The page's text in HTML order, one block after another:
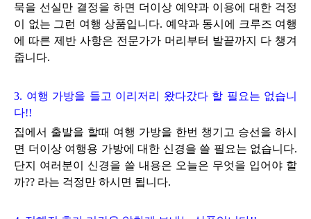
묵을 선실만 결정을 하면 더이상 예약과 이용에 대한 걱정
이 없는 그런 여행 상품입니다. 예약과 동시에
크루즈 여행
에 따른 제반 사항은 전문가가 머리부터 발끝까지 다 챙겨
줍니다.
3. 여행 가방을 들고 이리저리 왔다갔다 할 필요는 없습니
다!!
집에서 출발을 할때 여행 가방을 한번 챙기고 승선을 하시
면 더이상 여행용 가방에 대한 신경을 쓸 필요는 없습니다.
단지 여러분이 신경을 쓸 내용은 오늘은 무엇을 입어야 할
까?? 라는 걱정만 하시면 됩니다.